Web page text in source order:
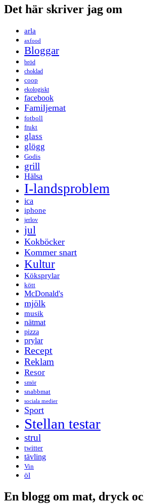
Det här skriver jag om
arla
axfood
Bloggar
bröd
choklad
coop
ekologiskt
facebook
Familjemat
fotboll
frukt
glass
glögg
Godis
grill
Hälsa
I-landsproblem
ica
iphone
jerlov
jul
Kokböcker
Kommer snart
Kultur
Köksprylar
kött
McDonald's
mjölk
musik
nätmat
pizza
prylar
Recept
Reklam
Resor
smör
snabbmat
sociala medier
Sport
Stellan testar
strul
twitter
tävling
Vin
öl
En blogg om mat, dryck